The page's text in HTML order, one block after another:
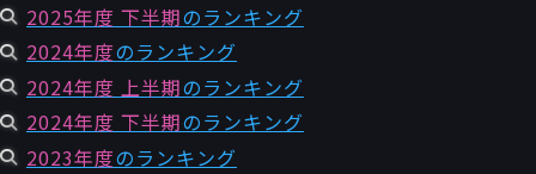
2025年度 下半期のランキング
2024年度のランキング
2024年度 上半期のランキング
2024年度 下半期のランキング
2023年度のランキング